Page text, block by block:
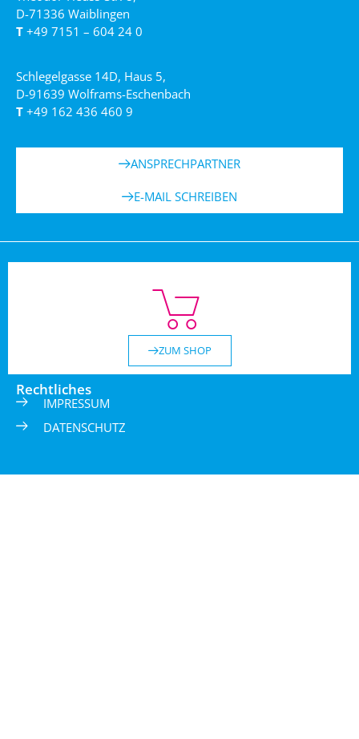
D-71336 Waiblingen
T +49 7151 – 604 24 0
Schlegelgasse 14D, Haus 5,
D-91639 Wolframs-Eschenbach
T +49 162 436 460 9
ANSPRECHPARTNER
E-MAIL SCHREIBEN
ZUM SHOP
Rechtliches
IMPRESSUM
DATENSCHUTZ